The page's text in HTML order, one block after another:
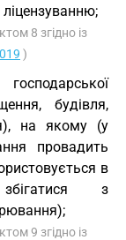
ліцензуванню;
8 згідно із
)
будівля,
на якому (у
провадить
в
з
9 згідно із